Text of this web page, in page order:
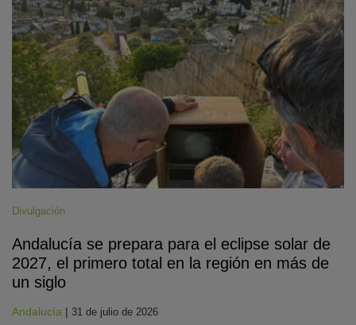
Divulgación
Andalucía se prepara para el eclipse solar de
2027, el primero total en la región en más de
un siglo
Andalucía | 31 de julio de 2026